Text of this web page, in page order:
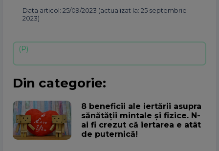
Data articol: 25/09/2023 (actualizat la: 25 septembrie
2023)
Din categorie:
8 beneficii ale iertării asupra
sănătății mintale și fizice. N-
ai fi crezut că iertarea e atât
de puternică!